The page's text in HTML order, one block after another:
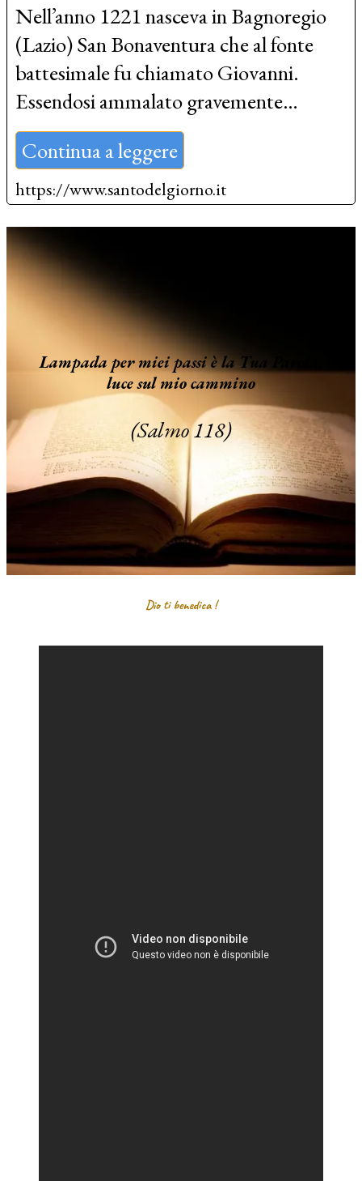
Nell’anno 1221 nasceva in Bagnoregio
(Lazio) San Bonaventura che al fonte
battesimale fu chiamato Giovanni.
Essendosi ammalato gravemente…
Continua a leggere
https://www.santodelgiorno.it
Lampada per miei passi è la Tua Parola,
luce sul mio cammino
(Salmo 118)
Dio ti benedica !